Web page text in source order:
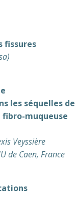
fissures
les séquelles de
muqueuse
Veyssière
de Caen, France